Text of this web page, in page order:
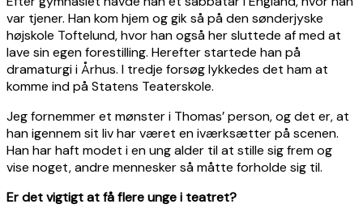
var tjener. Han kom hjem og gik så på den sønderjyske
højskole Toftelund, hvor han også her sluttede af med at
lave sin egen forestilling. Herefter startede han på
dramaturgi i Århus. I tredje forsøg lykkedes det ham at
komme ind på Statens Teaterskole.
Jeg fornemmer et mønster i Thomas’ person, og det er, at
han igennem sit liv har været en iværksætter på scenen.
Han har haft modet i en ung alder til at stille sig frem og
vise noget, andre mennesker så måtte forholde sig til.
Er det vigtigt at få flere unge i teatret?